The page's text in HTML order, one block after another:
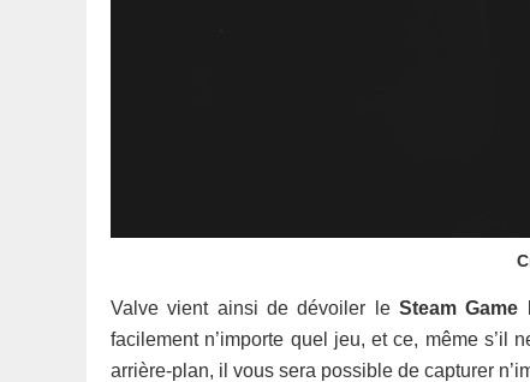
Valve vient ainsi de dévoiler le Steam Game
facilement n’importe quel jeu, et ce, même s’il
arrière-plan, il vous sera possible de capturer